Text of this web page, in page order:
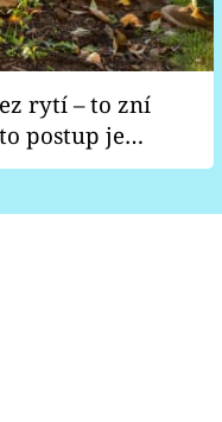
rytí – to zní
postup je
některé